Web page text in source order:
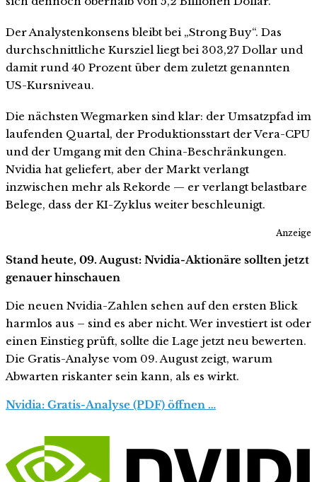
Der Analystenkonsens bleibt bei „Strong Buy“. Das
durchschnittliche Kursziel liegt bei 303,27 Dollar und
damit rund 40 Prozent über dem zuletzt genannten
US-Kursniveau.
Die nächsten Wegmarken sind klar: der Umsatzpfad im
laufenden Quartal, der Produktionsstart der Vera-CPU
und der Umgang mit den China-Beschränkungen.
Nvidia hat geliefert, aber der Markt verlangt
inzwischen mehr als Rekorde — er verlangt belastbare
Belege, dass der KI-Zyklus weiter beschleunigt.
Anzeige
Stand heute, 09. August: Nvidia-Aktionäre sollten jetzt
genauer hinschauen
Die neuen Nvidia-Zahlen sehen auf den ersten Blick
harmlos aus – sind es aber nicht. Wer investiert ist oder
einen Einstieg prüft, sollte die Lage jetzt neu bewerten.
Die Gratis-Analyse vom 09. August zeigt, warum
Abwarten riskanter sein kann, als es wirkt.
Nvidia: Gratis-Analyse (PDF) öffnen …